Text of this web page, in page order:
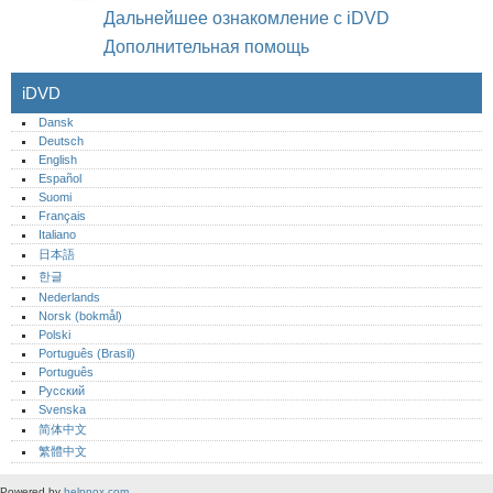
Дальнейшее ознакомление с iDVD
Дополнительная помощь
iDVD
Dansk
Deutsch
English
Español
Suomi
Français
Italiano
日本語
한글
Nederlands
Norsk (bokmål)‎
Polski
Português (Brasil)
Português‎
Русский
Svenska
简体中文
繁體中文